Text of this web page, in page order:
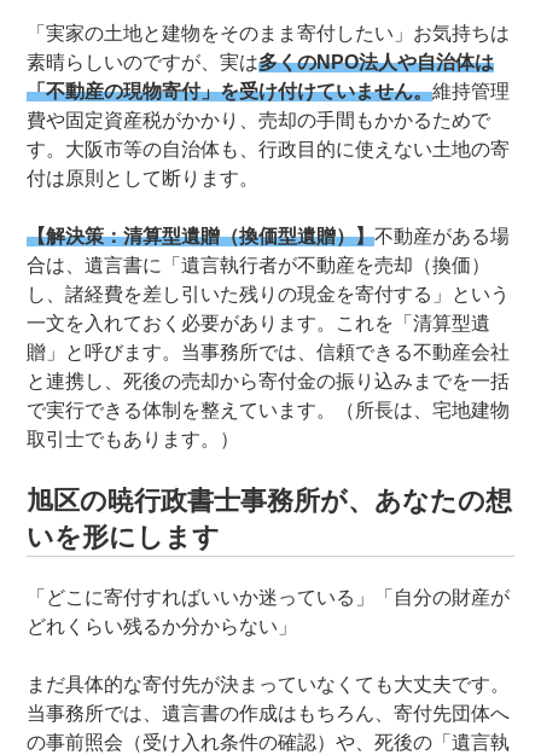
「実家の土地と建物をそのまま寄付したい」お気持ちは
素晴らしいのですが、実は多くのNPO法人や自治体は
「不動産の現物寄付」を受け付けていません。維持管理
費や固定資産税がかかり、売却の手間もかかるためで
す。大阪市等の自治体も、行政目的に使えない土地の寄
付は原則として断ります。
【解決策：清算型遺贈（換価型遺贈）】不動産がある場
合は、遺言書に「遺言執行者が不動産を売却（換価）
し、諸経費を差し引いた残りの現金を寄付する」という
一文を入れておく必要があります。これを「清算型遺
贈」と呼びます。当事務所では、信頼できる不動産会社
と連携し、死後の売却から寄付金の振り込みまでを一括
で実行できる体制を整えています。（所長は、宅地建物
取引士でもあります。）
旭区の暁行政書士事務所が、あなたの想
いを形にします
「どこに寄付すればいいか迷っている」「自分の財産が
どれくらい残るか分からない」
まだ具体的な寄付先が決まっていなくても大丈夫です。
当事務所では、遺言書の作成はもちろん、寄付先団体へ
の事前照会（受け入れ条件の確認）や、死後の「遺言執